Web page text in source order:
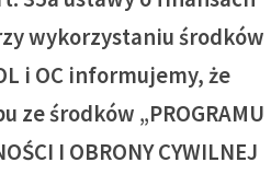
wykorzystaniu środków
i OC informujemy, że
ze środków „PROGRAMU
I OBRONY CYWILNEJ